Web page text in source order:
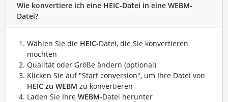
Wie konvertiere ich eine HEIC-Datei in eine WEBM-
Datei?
Wählen Sie die HEIC-Datei, die Sie konvertieren
möchten
Qualität oder Größe ändern (optional)
Klicken Sie auf "Start conversion", um Ihre Datei von
HEIC zu WEBM zu konvertieren
Laden Sie Ihre WEBM-Datei herunter